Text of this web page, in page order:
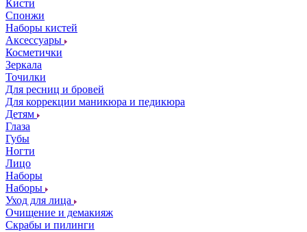
Кисти
Спонжи
Наборы кистей
Аксессуары
Косметички
Зеркала
Точилки
Для ресниц и бровей
Для коррекции маникюра и педикюра
Детям
Глаза
Губы
Ногти
Лицо
Наборы
Наборы
Уход для лица
Очищение и демакияж
Скрабы и пилинги